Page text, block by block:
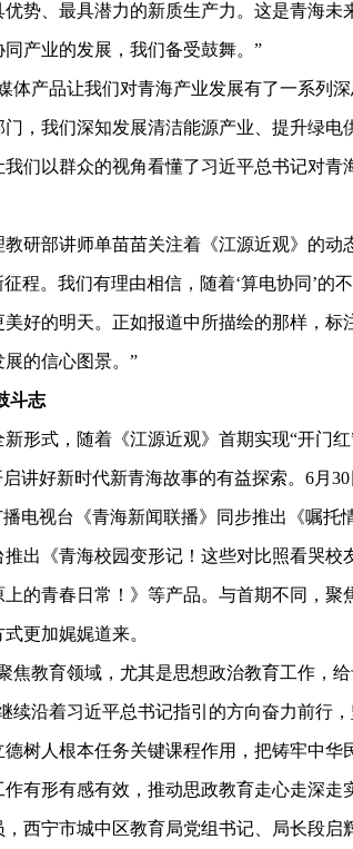
势、最具潜力的新质生产力。这是青海
产业的发展，我们备受鼓舞。”
产品让我们对青海产业发展有了一系列深
门，我们深知发展清洁能源产业、提升绿
们以群众的视角看懂了习近平总书记对
部讲师单苗苗关注着《江源近观》的动
征程。我们有理由相信，随着‘算电协同’
好的明天。正如报道中所描绘的那样，
的信心图景。”
斗志
式，随着《江源近观》首期实现“开门红
讲好新时代新青海故事的有益探索。6月
播电视台《青海新闻联播》同步推出《嘱
出《青海校园变形记！这些对比照看哭校
的青春日常！》等产品。与首期不同，
更加娓娓道来。
教育领域，尤其是思想政治教育工作，给
续沿着习近平总书记指引的方向奋力前行
树人根本任务关键课程作用，把铸牢中
有形有感有效，推动思政教育走心走深走
宁市城中区教育局党组书记、局长段启